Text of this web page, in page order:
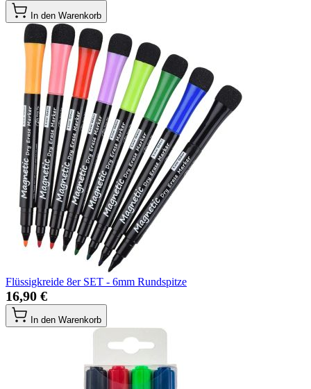
In den Warenkorb
Flüssigkreide 8er SET - 6mm Rundspitze
16,90 €
In den Warenkorb